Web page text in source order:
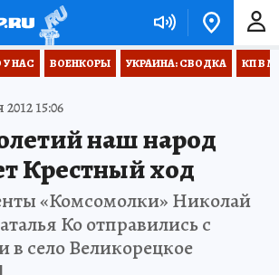
У НАС ВОЕНКОРЫ УКРАИНА: СВОДКА КП В
15:06
наш народ
Крестный ход
«Комсомолки» Николай
Ко отправились с
село Великорецкое